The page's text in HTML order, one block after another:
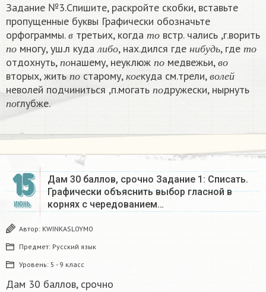
Задание №3.Спишите, раскройте скобки, вставьте
пропущенные буквы Графически обозначьте
орфограммы.
в
в третьих, когда т о
то встр. чались ,г.ворить
п о
по многу, уш.л кудал и б о
либо, нах.дился где н и б у д ь
нибуд ь
, где т о
то
отдохнуть, п о
понашему, неуклюж п о
по медвежьи, в о
в о
вторых, жить п о
по старому, к о е
коекуда см.трели, в ол е й
волей
неволей подчиниться ,п.могать п о
подружески, нырнуть
п о
поглубже.​
15
ИЮНЬ
Дам 30 баллов, срочно Задание 1: Списать.
Графически объяснить выбор гласной в
корнях с чередованием…
Автор: KWINKASL0YM0
Предмет: Русский язык
Уровень: 5 - 9 класс
Дам 30 баллов, срочно